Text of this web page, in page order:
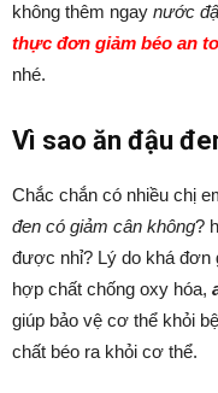
không thêm ngay nước
thực đơn giảm béo an
nhé.
Vì sao ăn đậu
Chắc chắn có nhiều chị
đen có giảm cân không?
được nhỉ? Lý do khá đơn
hợp chất chống oxy hóa,
giúp bảo vệ cơ thể khỏi
chất béo ra khỏi cơ thể.